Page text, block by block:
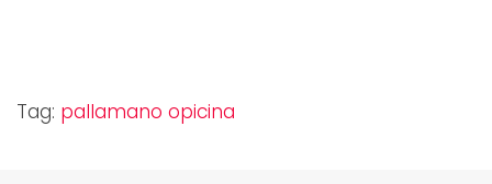
Tag: pallamano opicina